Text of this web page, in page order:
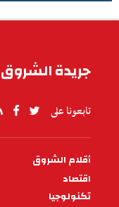
جريدة الشروق
تابعونا على
PIED
DE
PAGE
أقلام الشروق
اقتصاد
تكنولوجيا